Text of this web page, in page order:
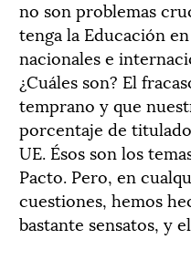
no son problemas
tenga la Educación
nacionales e
¿Cuáles son? El
temprano y que
porcentaje de
UE. Ésos son los
Pacto. Pero, en
cuestiones, hemos
bastante sensatos, y